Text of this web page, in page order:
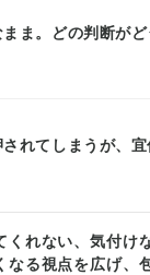
ま。どの判断が
れてしまうが、
くれない、気付け
なる視点を広げ、